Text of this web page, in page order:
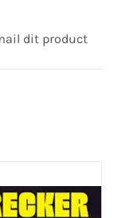
dit product